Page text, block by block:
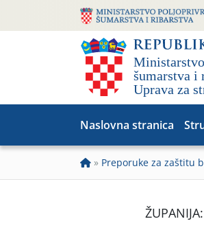
Naslovna stranica
» Preporuke za zaštitu
ŽUPANIJA: